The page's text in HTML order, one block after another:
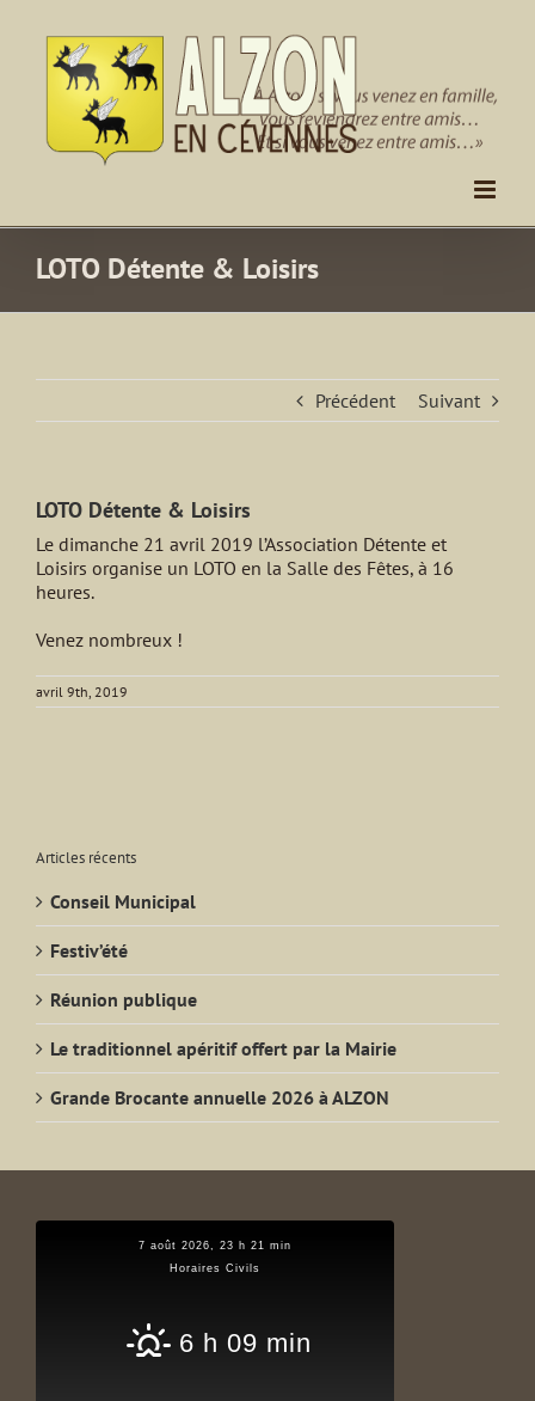
contenu
LOTO Détente & Loisirs
Précédent Suivant
LOTO Détente & Loisirs
Le dimanche 21 avril 2019 l’Association Détente et
Loisirs organise un LOTO en la Salle des Fêtes, à 16
heures.
Venez nombreux !
avril 9th, 2019
Articles récents
Conseil Municipal
Festiv’été
Réunion publique
Le traditionnel apéritif offert par la Mairie
Grande Brocante annuelle 2026 à ALZON
7 août 2026, 23 h 21 min
Horaires Civils
6 h 09 min